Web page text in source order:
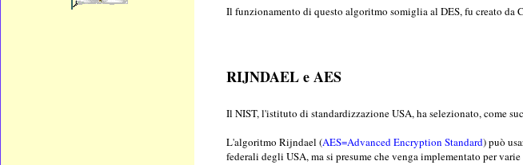
Il funzionamento di questo algoritmo somiglia al DES, fu creato
RIJNDAEL e AES
Il NIST, l'istituto di standardizzazione USA, ha selezionato, come
L'algoritmo Rijndael (AES=Advanced Encryption Standard) può
federali degli USA, ma si presume che venga implementato per